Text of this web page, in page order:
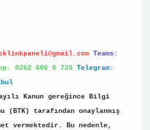
Teams:
0262 606 0 726 Telegram:
Kanun gereğince Bilgi
tarafından onaylanmış
vermektedir. Bu nedenle,